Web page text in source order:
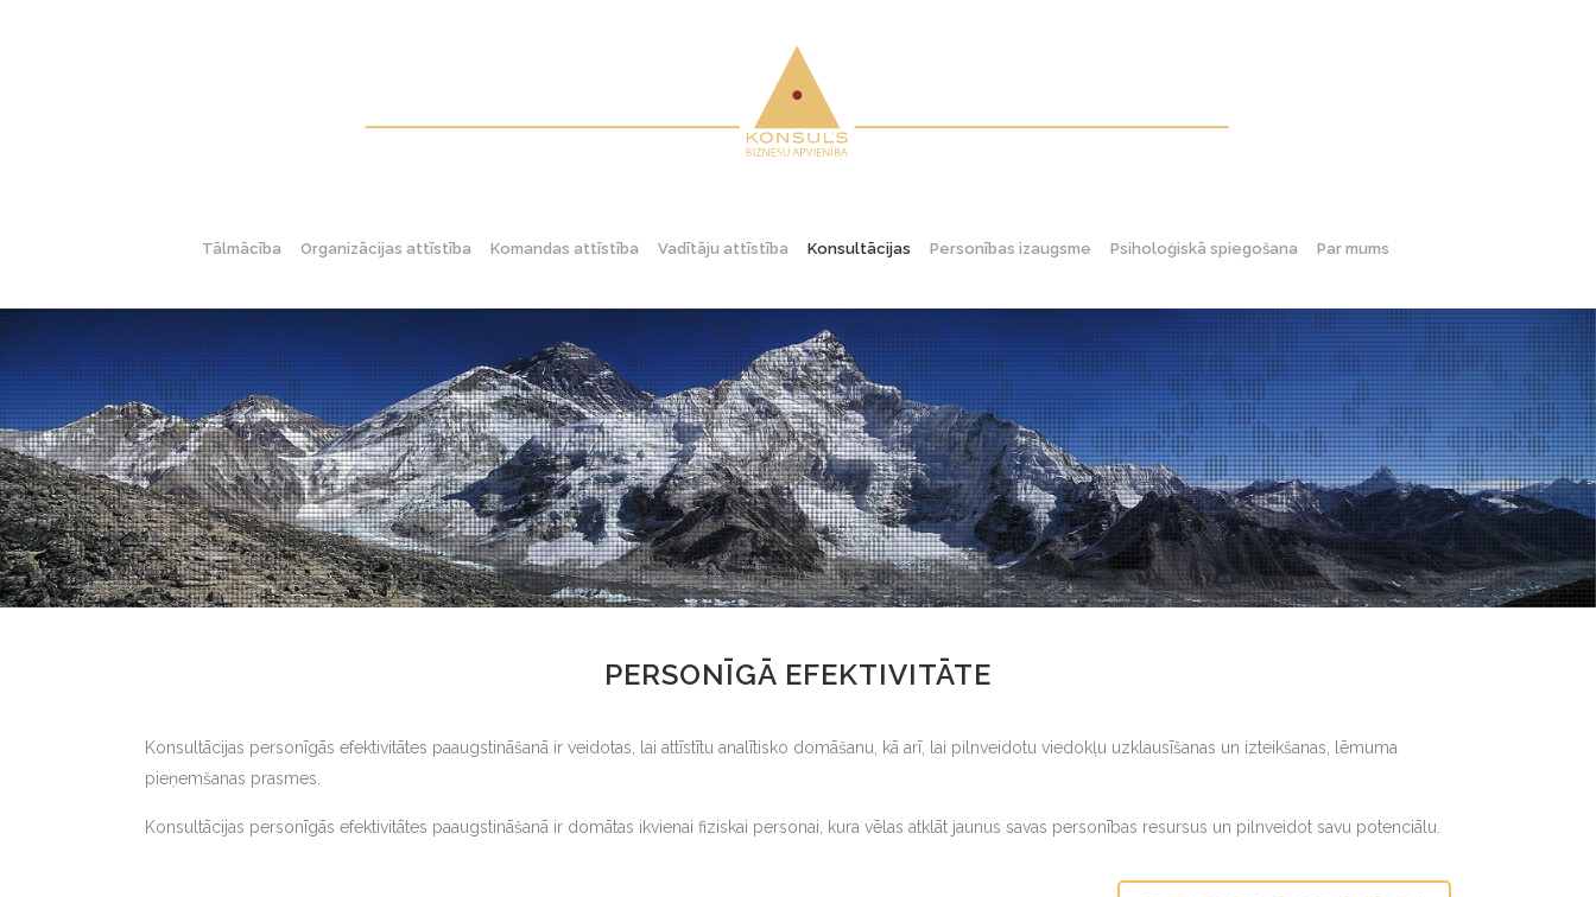
Tālmācība Organizācijas attīstība Komandas attīstība Vadītāju attīstība Konsultācijas Personības izaugsme Psiholoģiskā spiegošana Par mums
PERSONĪGĀ EFEKTIVITĀTE
Konsultācijas personīgās efektivitātes paaugstināšanā ir veidotas, lai attīstītu analītisko domāšanu, kā arī, lai pilnveidotu viedokļu uzklausīšanas un izteikšanas, lēmuma
pieņemšanas prasmes.
Konsultācijas personīgās efektivitātes paaugstināšanā ir domātas ikvienai fiziskai personai, kura vēlas atklāt jaunus savas personības resursus un pilnveidot savu potenciālu.